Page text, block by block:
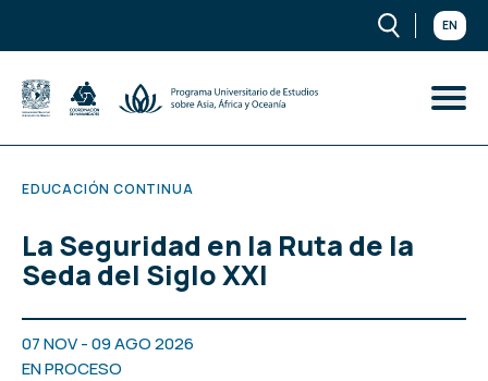
EN
EDUCACIÓN CONTINUA
La Seguridad en la Ruta de la
Seda del Siglo XXI
07 NOV - 09 AGO 2026
EN PROCESO